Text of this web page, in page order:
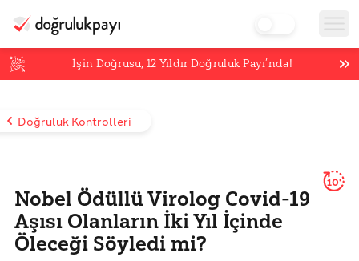
İşin Doğrusu,12 Yıldır Doğruluk Payı’nda!
Doğruluk Kontrolleri
Nobel Ödüllü Virolog Covid-19
Aşısı Olanların İki Yıl İçinde
Öleceği Söyledi mi?
10'